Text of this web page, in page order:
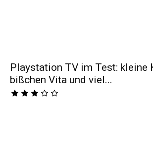
Playstation TV im Test: kleine
bißchen Vita und viel...